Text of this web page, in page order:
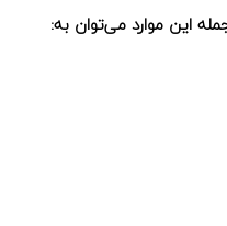
این موارد می‌توان به: